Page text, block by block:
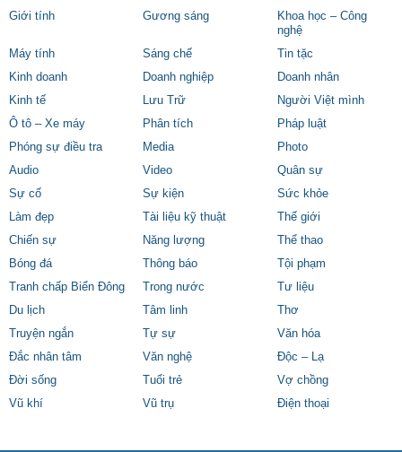
Giới tính
Gương sáng
Khoa học – Công
nghệ
Máy tính
Sáng chế
Tin tặc
Kinh doanh
Doanh nghiệp
Doanh nhân
Kinh tế
Lưu Trữ
Người Việt mình
Ô tô – Xe máy
Phân tích
Pháp luật
Phóng sự điều tra
Media
Photo
Audio
Video
Quân sự
Sự cố
Sự kiện
Sức khỏe
Làm đẹp
Tài liệu kỹ thuật
Thế giới
Chiến sự
Năng lượng
Thể thao
Bóng đá
Thông báo
Tội phạm
Tranh chấp Biển Đông
Trong nước
Tư liệu
Du lịch
Tâm linh
Thơ
Truyện ngắn
Tự sự
Văn hóa
Đắc nhân tâm
Văn nghệ
Độc – Lạ
Đời sống
Tuổi trẻ
Vợ chồng
Vũ khí
Vũ trụ Điện thoại